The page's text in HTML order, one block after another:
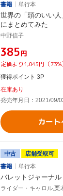
書籍
単行本
世界の「頭のいい
にまとめてみた
中野信子
¥385円
定価より1,045円（73%
獲得ポイント 3P
在庫あり
発売年月日：2021/09/
カー
中古
店舗受取可
書籍
単行本
バレットジャーナ
ライダー・キャロル,栗